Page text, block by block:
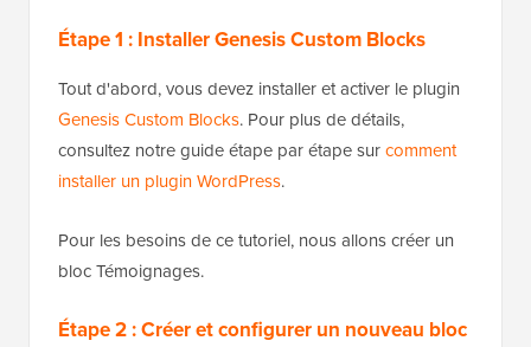
Étape 1 : Installer Genesis Custom Blocks
Tout d'abord, vous devez installer et activer le plugin
Genesis Custom Blocks. Pour plus de détails,
consultez notre guide étape par étape surcomment
installer un plugin WordPress.
Pour les besoins de ce tutoriel, nous allons créer un
bloc Témoignages.
Étape 2 : Créer et configurer un nouveau bloc